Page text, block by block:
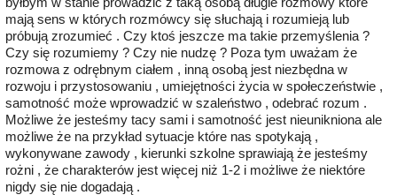
mają sens w których rozmówcy się słuchają i rozumieją lub
próbują zrozumieć . Czy ktoś jeszcze ma takie przemyślenia ?
Czy się rozumiemy ? Czy nie nudzę ? Poza tym uważam że
rozmowa z odrębnym ciałem , inną osobą jest niezbędna w
rozwoju i przystosowaniu , umiejętności życia w społeczeństwie ,
samotność może wprowadzić w szaleństwo , odebrać rozum .
Możliwe że jesteśmy tacy sami i samotność jest nieunikniona ale
możliwe że na przykład sytuacje które nas spotykają ,
wykonywane zawody , kierunki szkolne sprawiają że jesteśmy
rożni , że charakterów jest więcej niż 1-2 i możliwe że niektóre
nigdy się nie dogadają .